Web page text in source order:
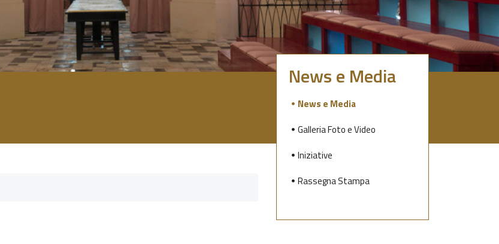
News e Media
News e Media
Galleria Foto e Video
Iniziative
Rassegna Stampa